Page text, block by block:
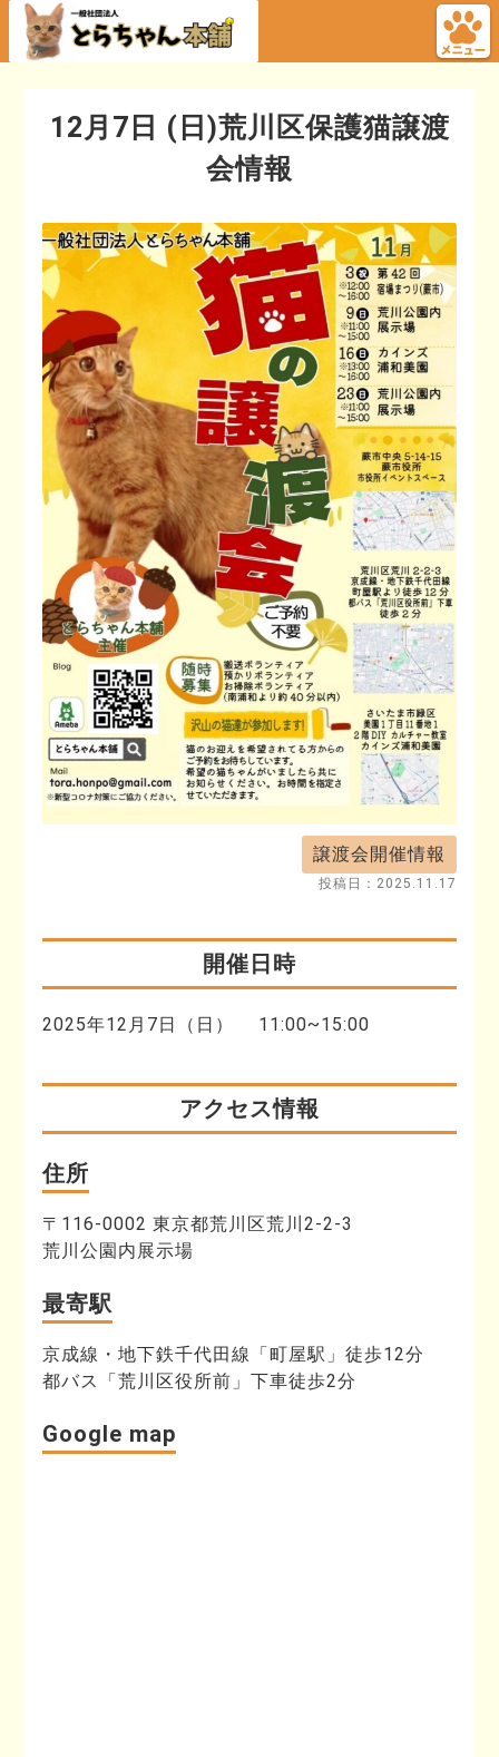
12月7日 (日)荒川区保護猫譲渡
会情報
譲渡会開催情報
投稿日： 2025.11.17
開催日時
2025年12月7日（日） 11:00~15:00
アクセス情報
住所
〒116-0002 東京都荒川区荒川2-2-3
荒川公園内展示場
最寄駅
京成線・地下鉄千代田線「町屋駅」徒歩12分
都バス「荒川区役所前」下車徒歩2分
Google map